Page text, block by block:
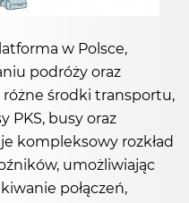
w Polsce,
podróży oraz
środki transportu,
PKS, busy oraz
kompleksowy rozkład
umożliwiając
połączeń,